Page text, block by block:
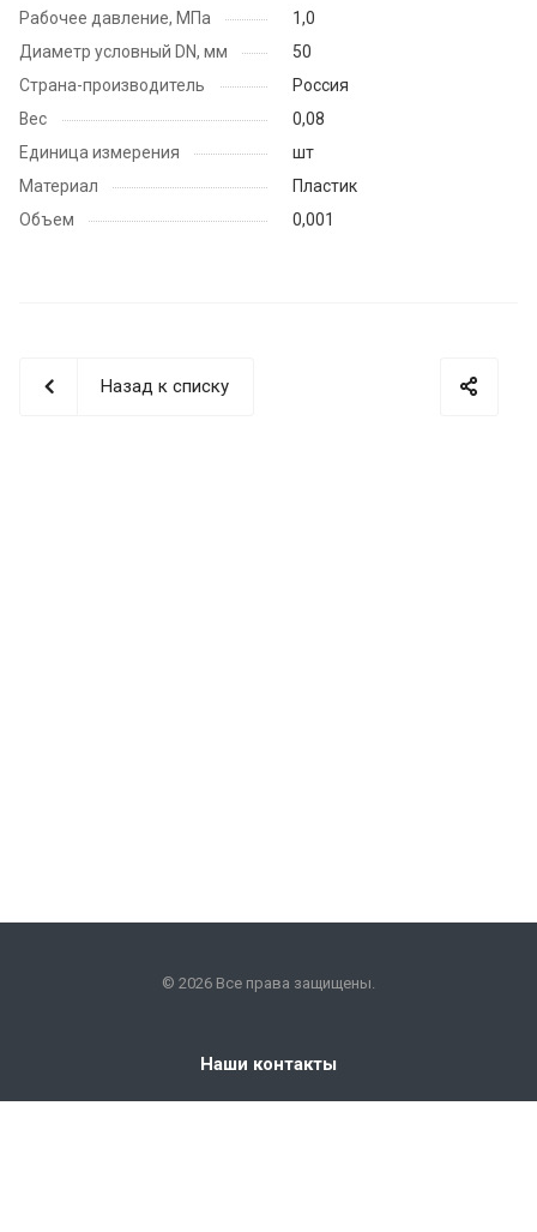
Рабочее давление, МПа
1,0
Диаметр условный DN, мм
50
Страна-производитель
Россия
Вес
0,08
Единица измерения
шт
Материал
Пластик
Объем
0,001
Назад к списку
© 2026 Все права защищены.
Наши контакты